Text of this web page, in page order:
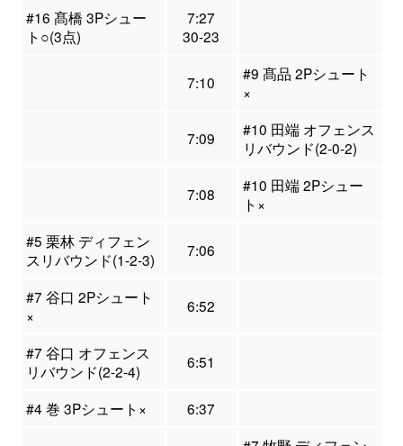
#16 髙橋 3Pシュー
ト○(3点)
7:27
30-23
7:10
#9 髙品 2Pシュート
×
7:09
#10 田端 オフェンス
リバウンド(2-0-2)
7:08
#10 田端 2Pシュー
ト×
#5 栗林 ディフェン
スリバウンド(1-2-3)
7:06
#7 谷口 2Pシュート
×
6:52
#7 谷口 オフェンス
リバウンド(2-2-4)
6:51
#4 巻 3Pシュート× 6:37